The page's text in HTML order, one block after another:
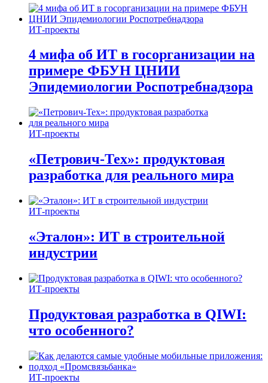
ИТ-проекты
4 мифа об ИТ в госорганизации на
примере ФБУН ЦНИИ
Эпидемиологии Роспотребнадзора
ИТ-проекты
«Петрович-Тех»: продуктовая
разработка для реального мира
ИТ-проекты
«Эталон»: ИТ в строительной
индустрии
ИТ-проекты
Продуктовая разработка в QIWI:
что особенного?
ИТ-проекты